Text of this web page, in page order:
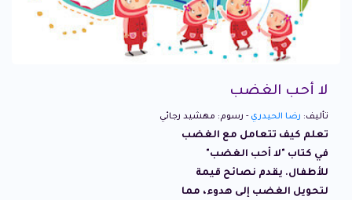
لا أحب الغضب
تأليف: رضا الحيدري - رسوم: مهشيد رجائي
تعلم كيف تتعامل مع الغضب
في كتاب "لا أحب الغضب"
للأطفال. يقدم نصائح قيمة
لتحويل الغضب إلى هدوء، مما